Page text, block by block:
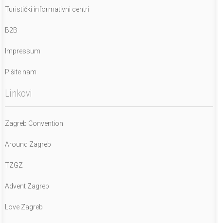
Turistički informativni centri
B2B
Impressum
Pišite nam
Linkovi
Zagreb Convention
Around Zagreb
TZGZ
Advent Zagreb
Love Zagreb